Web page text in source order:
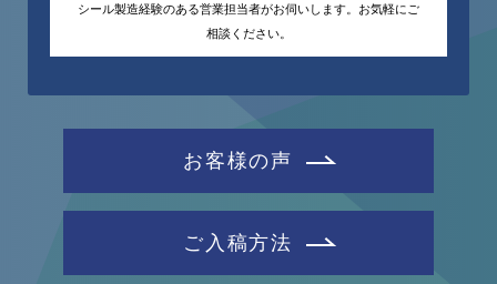
シール製造経験のある営業担当者がお伺いします。お気軽にご
相談ください。
お客様の声
ご入稿方法